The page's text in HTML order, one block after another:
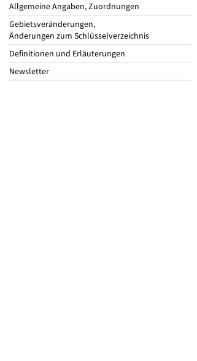
Allgemeine Angaben, Zuordnungen
Gebietsveränderungen,
Änderungen zum Schlüsselverzeichnis
Definitionen und Erläuterungen
Newsletter